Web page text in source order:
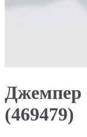
Джемпер
(469479)